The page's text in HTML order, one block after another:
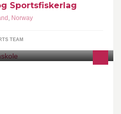
Sportsfiskerlag
, Norway
TEAM